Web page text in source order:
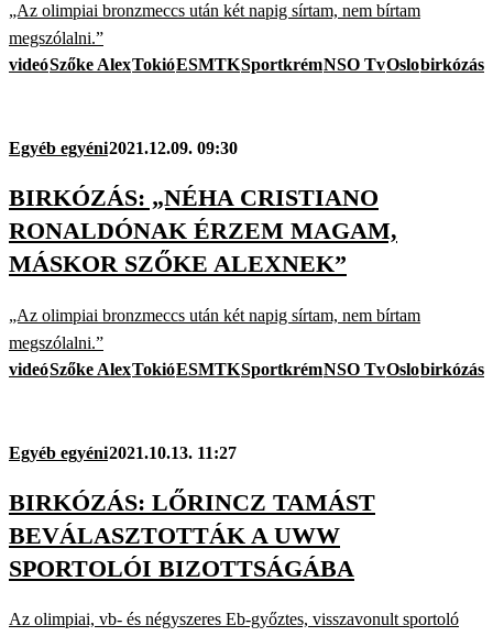
„Az olimpiai bronzmeccs után két napig sírtam, nem bírtam
megszólalni.”
videóSzőke AlexTokióESMTKSportkrémNSO TvOslobirkózás
Egyéb egyéni2021.12.09. 09:30
BIRKÓZÁS: „NÉHA CRISTIANO
RONALDÓNAK ÉRZEM MAGAM,
MÁSKOR SZŐKE ALEXNEK”
„Az olimpiai bronzmeccs után két napig sírtam, nem bírtam
megszólalni.”
videóSzőke AlexTokióESMTKSportkrémNSO TvOslobirkózás
Egyéb egyéni2021.10.13. 11:27
BIRKÓZÁS: LŐRINCZ TAMÁST
BEVÁLASZTOTTÁK A UWW
SPORTOLÓI BIZOTTSÁGÁBA
Az olimpiai, vb- és négyszeres Eb-győztes, visszavonult sportoló